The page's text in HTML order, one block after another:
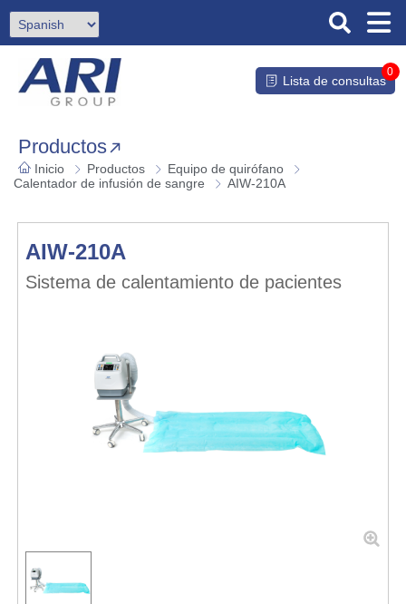
Lista de consultas
0
Productos
Inicio Productos
Equipo de quirófano
Calentador de infusión de sangre
AIW-210A
AIW-210A
Sistema de calentamiento de pacientes